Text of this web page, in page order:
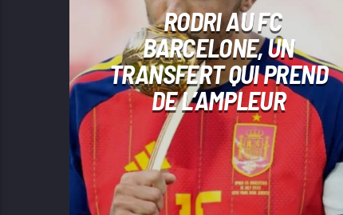
RODRI AU FC
BARCELONE, UN
TRANSFERT QUI PREND
DE L’AMPLEUR